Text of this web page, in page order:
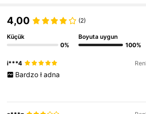
4,82 128K Takipçiler
128K Takipçiler
4,00 (2)
Küçük
0%
Boyuta uygun
100%
i***4
Bardzo ładna